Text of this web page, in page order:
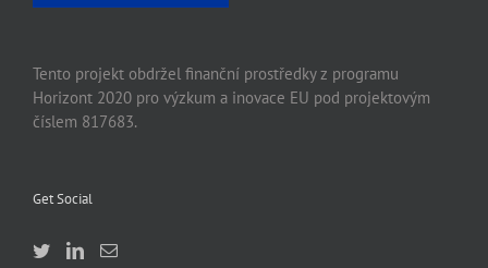
Tento projekt obdržel finanční prostředky z programu
Horizont 2020 pro výzkum a inovace EU pod projektovým
číslem 817683.
Get Social